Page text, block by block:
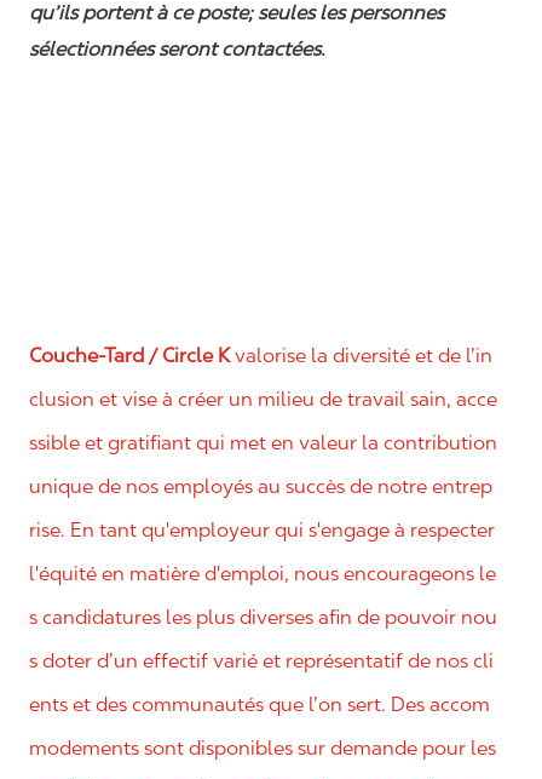
qu’ils portent à ce poste; seules les personnes
sélectionnées seront contactées.
Couche-Tard / Circle Kvalorise la diversité et de l’in
clusion et vise à créer un milieu de travail sain, acce
ssible et gratifiant qui met en valeur la contribution
unique de nos employés au succès de notre entrep
rise. En tant qu'employeur qui s'engage à respecter
l'équité en matière d'emploi, nous encourageons le
s candidatures les plus diverses afin de pouvoir nou
s doter d’un effectif varié et représentatif de nos cli
ents et des communautés que l’on sert. Des accom
modements sont disponibles sur demande pour les